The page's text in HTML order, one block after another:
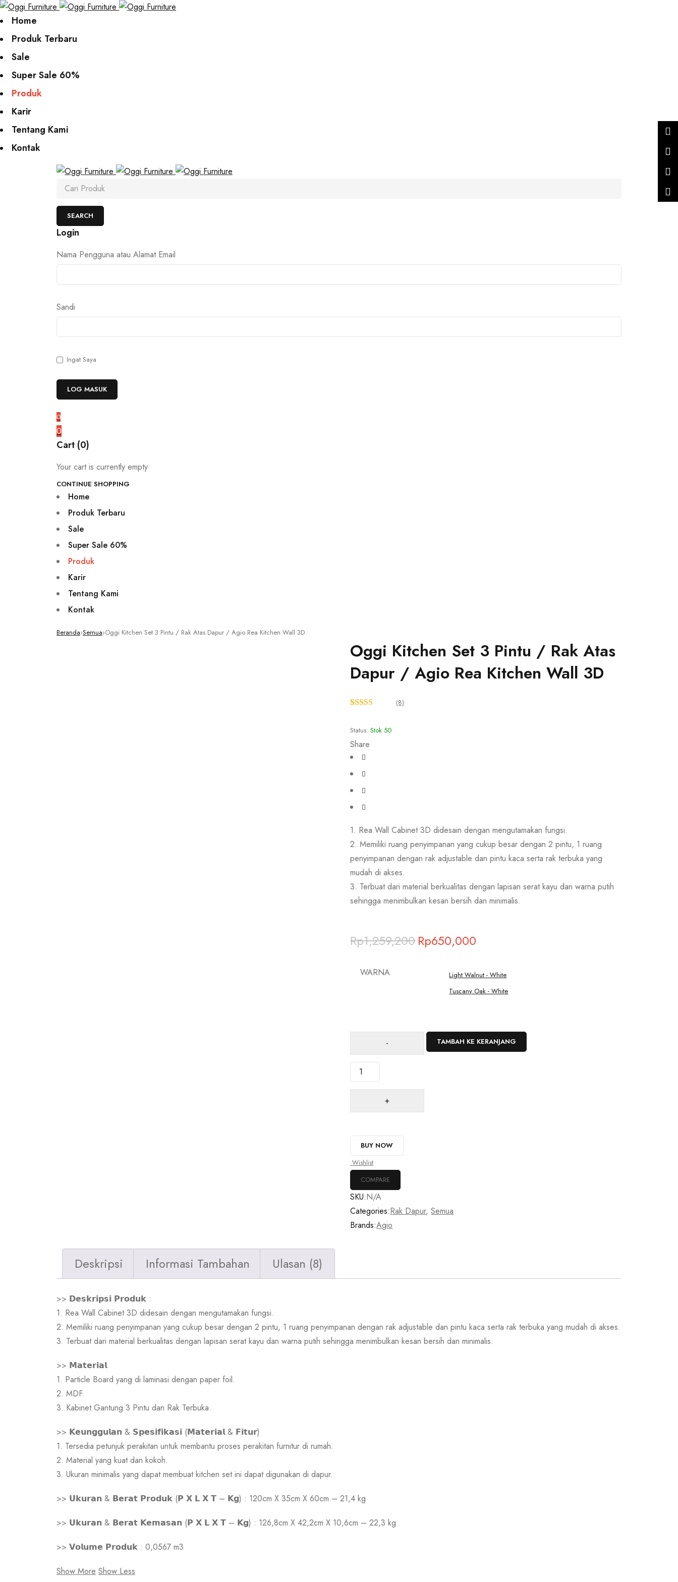
Home
Produk Terbaru
Sale
Super Sale 60%
Produk
Karir
Tentang Kami
Kontak
Login
Nama Pengguna atau Alamat Email
Sandi
Ingat Saya
0
0
Cart (0)
Your cart is currently empty
CONTINUE SHOPPING
Home
Produk Terbaru
Sale
Super Sale 60%
Produk
Karir
Tentang Kami
Kontak
Beranda›Semua›Oggi Kitchen Set 3 Pintu / Rak Atas Dapur / Agio Rea Kitchen Wall 3D
Oggi Kitchen Set 3 Pintu / Rak Atas
Dapur / Agio Rea Kitchen Wall 3D
berdasarkan
penilaian
pelanggan
(8)
Status: Stok 50
Share
1. Rea Wall Cabinet 3D didesain dengan mengutamakan fungsi.
2. Memiliki ruang penyimpanan yang cukup besar dengan 2 pintu, 1 ruang
penyimpanan dengan rak adjustable dan pintu kaca serta rak terbuka yang
mudah di akses.
3. Terbuat dari material berkualitas dengan lapisan serat kayu dan warna putih
sehingga menimbulkan kesan bersih dan minimalis.
Rp1,259,200Rp650,000
WARNA
Light Walnut - White
Tuscany Oak - White
TAMBAH KE KERANJANG
BUY NOW
Wishlist
COMPARE
SKU:N/A
Categories:Rak Dapur,Semua
Brands:Agio
Deskripsi Informasi Tambahan Ulasan (8)
>> 𝗗𝗲𝘀𝗸𝗿𝗶𝗽𝘀𝗶 𝗣𝗿𝗼𝗱𝘂𝗸 :
1. Rea Wall Cabinet 3D didesain dengan mengutamakan fungsi.
2. Memiliki ruang penyimpanan yang cukup besar dengan 2 pintu, 1 ruang penyimpanan dengan rak adjustable dan pintu kaca serta rak terbuka yang mudah di akses.
3. Terbuat dari material berkualitas dengan lapisan serat kayu dan warna putih sehingga menimbulkan kesan bersih dan minimalis.
>> 𝗠𝗮𝘁𝗲𝗿𝗶𝗮𝗹
1. Particle Board yang di laminasi dengan paper foil.
2. MDF.
3. Kabinet Gantung 3 Pintu dan Rak Terbuka.
>> 𝗞𝗲𝘂𝗻𝗴𝗴𝘂𝗹𝗮𝗻 & 𝗦𝗽𝗲𝘀𝗶𝗳𝗶𝗸𝗮𝘀𝗶 (𝗠𝗮𝘁𝗲𝗿𝗶𝗮𝗹 & 𝗙𝗶𝘁𝘂𝗿)
1. Tersedia petunjuk perakitan untuk membantu proses perakitan furnitur di rumah.
2. Material yang kuat dan kokoh.
3. Ukuran minimalis yang dapat membuat kitchen set ini dapat digunakan di dapur.
>> 𝗨𝗸𝘂𝗿𝗮𝗻 & 𝗕𝗲𝗿𝗮𝘁 𝗣𝗿𝗼𝗱𝘂𝗸 (𝗣 𝗫 𝗟 𝗫 𝗧 – 𝗞𝗴) : 120cm X 35cm X 60cm – 21,4 kg
>> 𝗨𝗸𝘂𝗿𝗮𝗻 & 𝗕𝗲𝗿𝗮𝘁 𝗞𝗲𝗺𝗮𝘀𝗮𝗻 (𝗣 𝗫 𝗟 𝗫 𝗧 – 𝗞𝗴) : 126,8cm X 42,2cm X 10,6cm – 22,3 kg
>> 𝗩𝗼𝗹𝘂𝗺𝗲 𝗣𝗿𝗼𝗱𝘂𝗸 : 0,0567 m3
Show More Show Less